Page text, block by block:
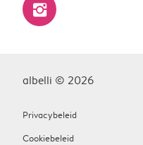
instagram
albelli © 2026
Privacybeleid
Cookiebeleid